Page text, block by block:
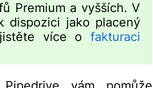
Premium a vyšších. V
dispozici jako placený
více o fakturaci